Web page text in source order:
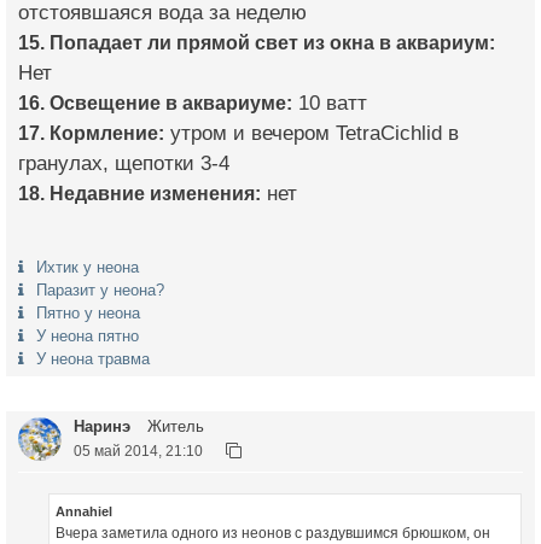
отстоявшаяся вода за неделю
15. Попадает ли прямой свет из окна в аквариум:
Нет
16. Освещение в аквариуме: 10 ватт
17. Кормление: утром и вечером TetraCichlid в
гранулах, щепотки 3-4
18. Недавние изменения: нет
Ихтик у неона
Паразит у неона?
Пятно у неона
У неона пятно
У неона травма
Наринэ Житель
05 май 2014, 21:10
Annahiel
Вчера заметила одного из неонов с раздувшимся брюшком, он